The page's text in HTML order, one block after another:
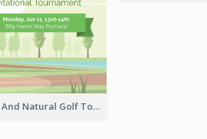
Green And Natural Golf Tournament Invitation